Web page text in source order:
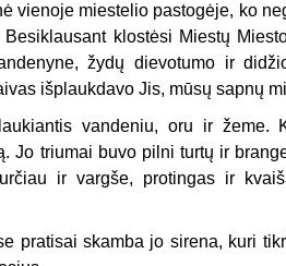
vienoje miestelio pastogėje, ko
klostėsi Miestų
žydų dievotumo ir
išplaukdavo Jis, mūsų sapnų
vandeniu, oru ir žeme.
Jo triumai buvo pilni turtų ir
ir vargše, protingas ir
pratisai skamba jo sirena, kuri